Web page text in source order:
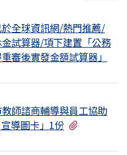
全球資訊網/熱門推薦/
試算器/項下建置「公務
審後實發金額試算器」
師諮商輔導與員工協助
導圖卡」1份